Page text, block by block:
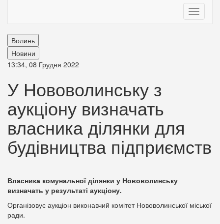
Toggle
Волинь
Новини
13:34, 08 Грудня 2022
У Нововолинську з
аукціону визначать
власника ділянки для
будівництва підприємств
Власника комунальної ділянки у Нововолинську
визначать у результаті аукціону.
Організовує аукціон виконавчий комітет Нововолинської міської
ради.